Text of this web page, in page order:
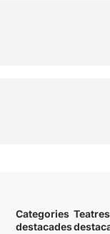
Categories
destacades
Teatres